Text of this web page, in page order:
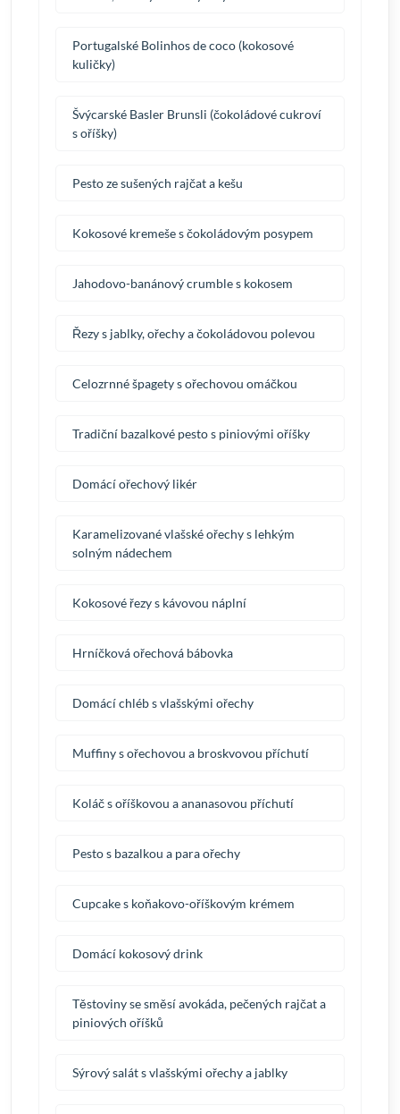
Portugalské Bolinhos de coco (kokosové
kuličky)
Švýcarské Basler Brunsli (čokoládové cukroví
s oříšky)
Pesto ze sušených rajčat a kešu
Kokosové kremeše s čokoládovým posypem
Jahodovo-banánový crumble s kokosem
Řezy s jablky, ořechy a čokoládovou polevou
Celozrnné špagety s ořechovou omáčkou
Tradiční bazalkové pesto s piniovými oříšky
Domácí ořechový likér
Karamelizované vlašské ořechy s lehkým
solným nádechem
Kokosové řezy s kávovou náplní
Hrníčková ořechová bábovka
Domácí chléb s vlašskými ořechy
Muffiny s ořechovou a broskvovou příchutí
Koláč s oříškovou a ananasovou příchutí
Pesto s bazalkou a para ořechy
Cupcake s koňakovo-oříškovým krémem
Domácí kokosový drink
Těstoviny se směsí avokáda, pečených rajčat a
piniových oříšků
Sýrový salát s vlašskými ořechy a jablky